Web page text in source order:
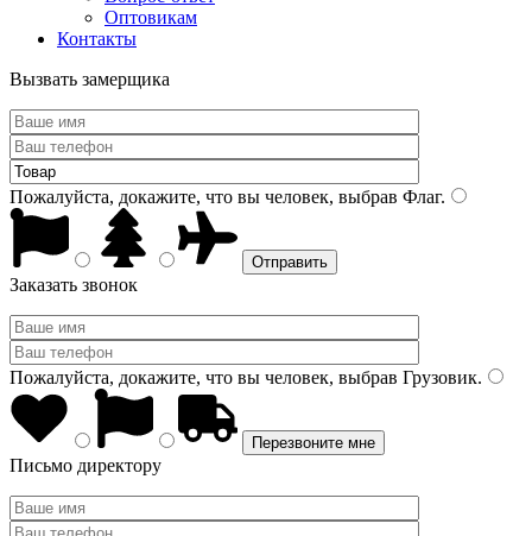
Оптовикам
Контакты
Вызвать замерщика
Пожалуйста, докажите, что вы человек, выбрав Флаг.
Заказать звонок
Пожалуйста, докажите, что вы человек, выбрав Грузовик.
Письмо директору